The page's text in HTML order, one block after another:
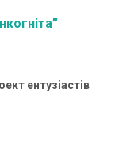
ентузіастів